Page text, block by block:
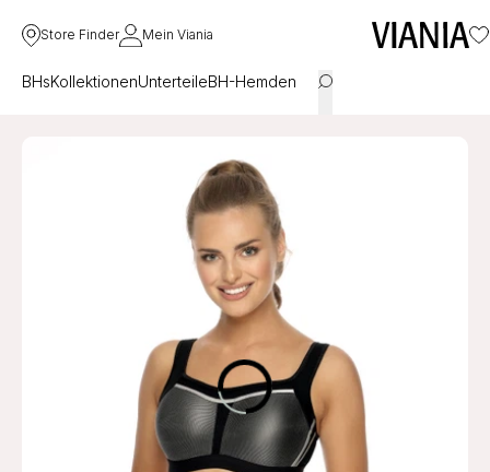
Store Finder Mein Viania
BHsKollektionenUnterteileBH-Hemden